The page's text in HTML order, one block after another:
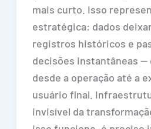
mais curto. Isso
estratégica: dados
registros históricos e
decisões instantâneas —
desde a operação até a
usuário final.
invisível da